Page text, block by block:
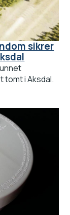
sikrer
i Aksdal.